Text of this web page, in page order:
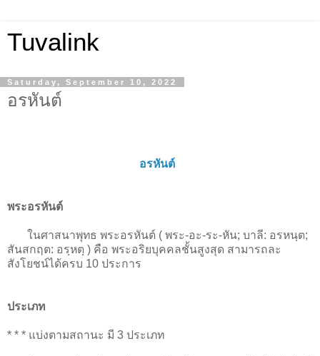
Tuvalink
Saturday, September 10, 2022
อรหันต์
อรหันต์
พระอรหันต์
ในศาสนาพุทธ พระอรหันต์ ( พระ-อะ-ระ-หัน; บาลี: อรหนฺต;
สันสกฤต: อรฺหตฺ ) คือ พระอริยบุคคลชั้นสูงสุด สามารถละ
สังโยชน์ได้ครบ 10 ประการ
ประเภท
* * * แบ่งตามสถานะ มี 3 ประเภท